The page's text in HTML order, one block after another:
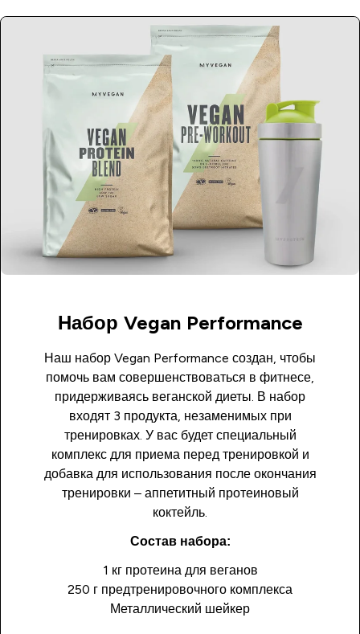
Набор Vegan Performance
Наш набор Vegan Performance создан, чтобы
помочь вам совершенствоваться в фитнесе,
придерживаясь веганской диеты. В набор
входят 3 продукта, незаменимых при
тренировках. У вас будет специальный
комплекс для приема перед тренировкой и
добавка для использования после окончания
тренировки – аппетитный протеиновый
коктейль.
Состав набора:
1 кг протеина для веганов
250 г предтренировочного комплекса
Металлический шейкер